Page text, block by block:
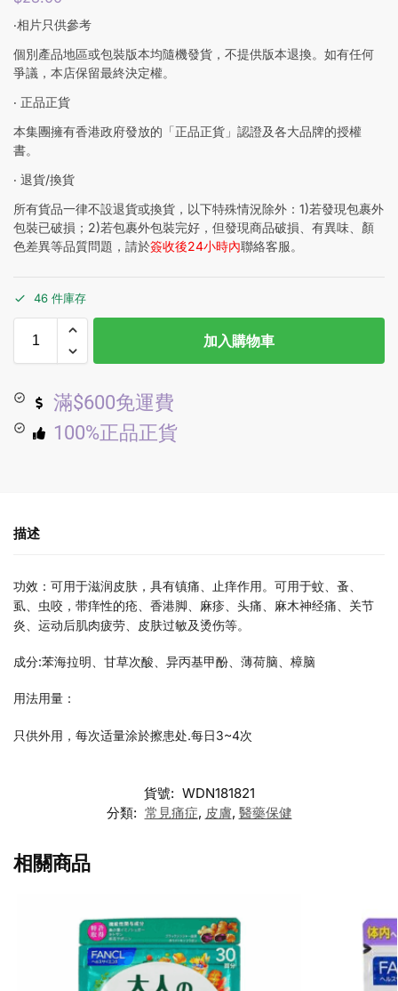
‧相片只供參考
個別產品地區或包裝版本均隨機發貨，不提供版本退換。如有任何
爭議，本店保留最終決定權。
‧ 正品正貨
本集團擁有香港政府發放的「正品正貨」認證及各大品牌的授權
書。
‧ 退貨/換貨
所有貨品一律不設退貨或換貨，以下特殊情況除外：1)若發現包裹外
包裝已破損；2)若包裹外包裝完好，但發現商品破損、有異味、顏
色差異等品質問題，請於簽收後24小時內聯絡客服。
46 件庫存
加入購物車
滿$600免運費
100%正品正貨
描述
功效：可用于滋润皮肤，具有镇痛、止痒作用。可用于蚊、蚤、
虱、虫咬，带痒性的疮、香港脚、麻疹、头痛、麻木神经痛、关节
炎、运动后肌肉疲劳、皮肤过敏及烫伤等。
成分:苯海拉明、甘草次酸、异丙基甲酚、薄荷脑、樟脑
用法用量：
只供外用，每次适量涂於擦患处.每日3~4次
貨號: WDN181821
分類: 常見痛症, 皮膚, 醫藥保健
相關商品